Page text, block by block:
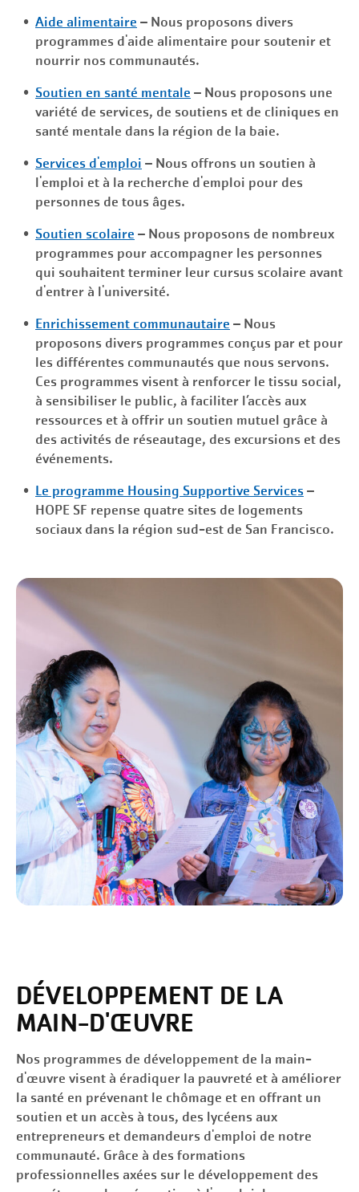
Aide alimentaire – Nous proposons divers
programmes d'aide alimentaire pour soutenir et
nourrir nos communautés.
Soutien en santé mentale – Nous proposons une
variété de services, de soutiens et de cliniques en
santé mentale dans la région de la baie.
Services d'emploi – Nous offrons un soutien à
l'emploi et à la recherche d'emploi pour des
personnes de tous âges.
Soutien scolaire – Nous proposons de nombreux
programmes pour accompagner les personnes
qui souhaitent terminer leur cursus scolaire avant
d'entrer à l'université.
Enrichissement communautaire – Nous
proposons divers programmes conçus par et pour
les différentes communautés que nous servons.
Ces programmes visent à renforcer le tissu social,
à sensibiliser le public, à faciliter l’accès aux
ressources et à offrir un soutien mutuel grâce à
des activités de réseautage, des excursions et des
événements.
Le programme Housing Supportive Services–
HOPE SF repense quatre sites de logements
sociaux dans la région sud-est de San Francisco.
DÉVELOPPEMENT DE LA
MAIN-D'ŒUVRE
Nos programmes de développement de la main-
d'œuvre visent à éradiquer la pauvreté et à améliorer
la santé en prévenant le chômage et en offrant un
soutien et un accès à tous, des lycéens aux
entrepreneurs et demandeurs d'emploi de notre
communauté. Grâce à des formations
professionnelles axées sur le développement des